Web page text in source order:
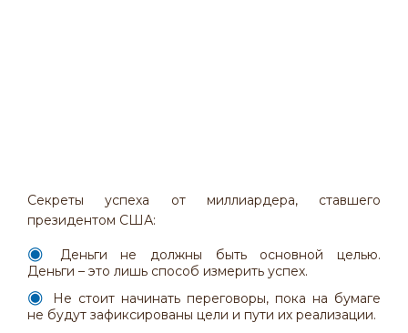
Секреты успеха от миллиардера, ставшего
президентом США:
Деньги не должны быть основной целью.
Деньги – это лишь способ измерить успех.
Не стоит начинать переговоры, пока на бумаге
не будут зафиксированы цели и пути их реализации.